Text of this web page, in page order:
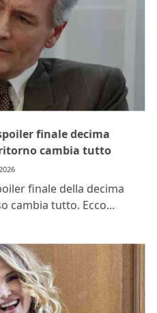
finale decima
cambia tutto
finale della decima
cambia tutto. Ecco...